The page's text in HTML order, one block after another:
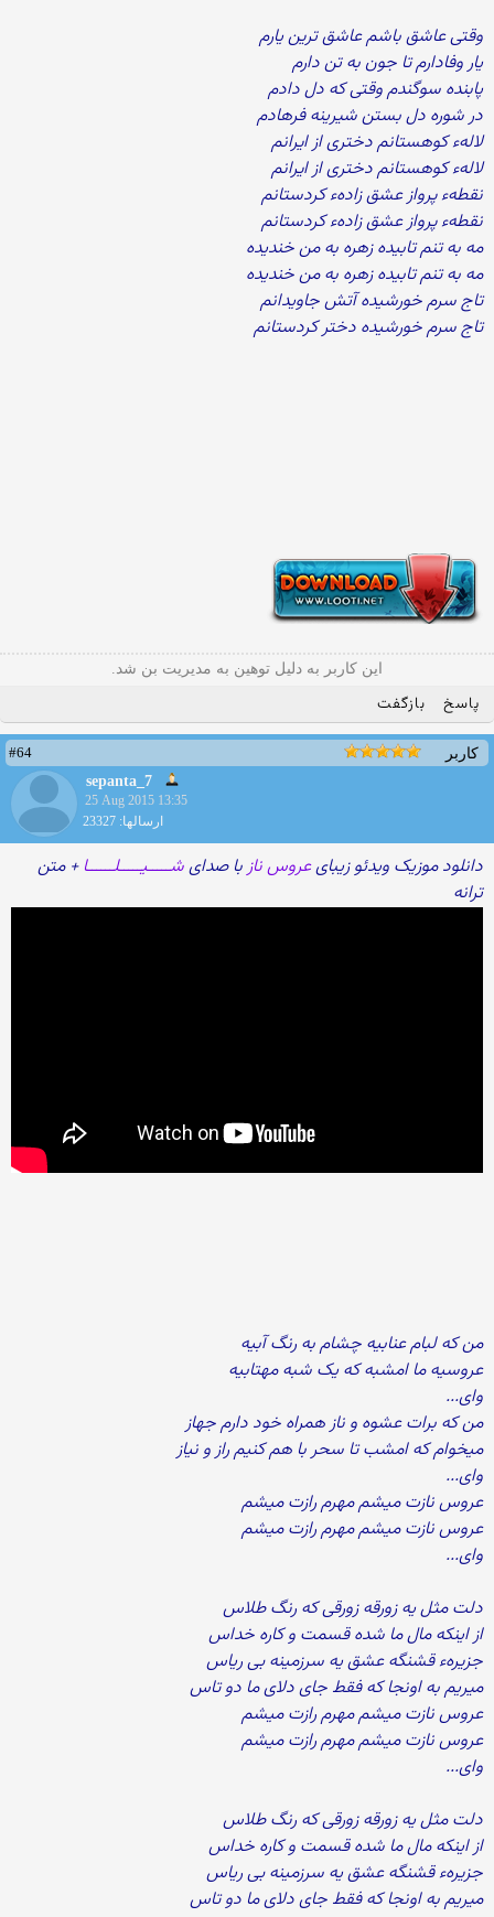
وقتی عاشق باشم عاشق ترین یارم
یار وفادارم تا جون به تن دارم
پابنده سوگندم وقتی که دل دادم
در شوره دل بستن شیرینه فرهادم
لالهء کوهستانم دختری از ایرانم
لالهء کوهستانم دختری از ایرانم
نقطهء پرواز عشق زادهء کردستانم
نقطهء پرواز عشق زادهء کردستانم
مه به تنم تابیده زهره به من خندیده
مه به تنم تابیده زهره به من خندیده
تاج سرم خورشیده آتش جاویدانم
تاج سرم خورشیده دختر کردستانم
این کاربر به دلیل توهین به مدیریت بن شد.
پاسخ بازگفت
کاربر
#64
sepanta_7
25 Aug 2015 13:35
ارسالها: 23327
دانلود موزیک ویدئو زیبایعروس نازبا صدایشـــــیـــــلــــــا+ متن
ترانه
من که لبام عنابیه چشام به رنگ آبیه
عروسیه ما امشبه که یک شبه مهتابیه
وای...
من که برات عشوه و ناز همراه خود دارم جهاز
میخوام که امشب تا سحر با هم کنیم راز و نیاز
وای...
عروس نازت میشم مهرم رازت میشم
عروس نازت میشم مهرم رازت میشم
وای...
دلت مثل یه زورقه زورقی که رنگ طلاس
از اینکه مال ما شده قسمت و کاره خداس
جزیرهء قشنگه عشق یه سرزمینه بی ریاس
میریم به اونجا که فقط جای دلای ما دو تاس
عروس نازت میشم مهرم رازت میشم
عروس نازت میشم مهرم رازت میشم
وای...
دلت مثل یه زورقه زورقی که رنگ طلاس
از اینکه مال ما شده قسمت و کاره خداس
جزیرهء قشنگه عشق یه سرزمینه بی ریاس
میریم به اونجا که فقط جای دلای ما دو تاس